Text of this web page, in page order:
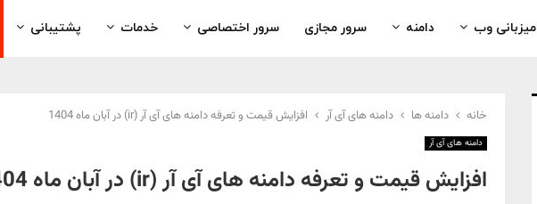
میزبانی وب دامنه سرور مجازی سرور اختصاصی خدمات پشتیبانی
خانه دامنه ها دامنه های آی آر افزایش قیمت و تعرفه دامنه های آی آر (ir) در آبان ماه 1404
دامنه های آی آر
افزایش قیمت و تعرفه دامنه های آی آر (ir) در آبان ماه 1404